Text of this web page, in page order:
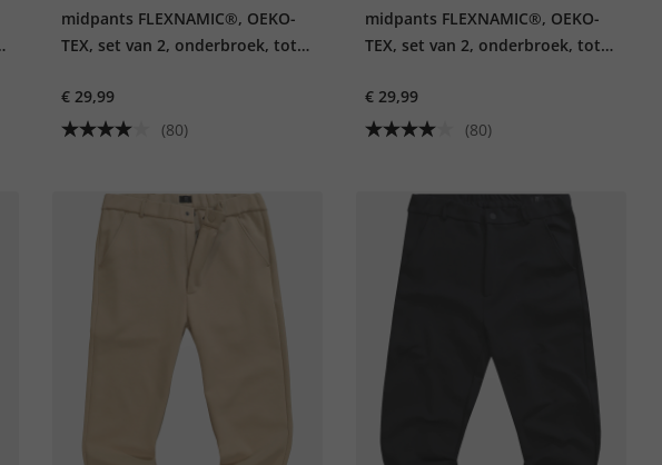
midpants FLEXNAMIC®, OEKO-
TEX, set van 2, onderbroek, tot
€ 29,99
(80)
midpants FLEXNAMIC®, OEKO-
TEX, set van 2, onderbroek, tot
€ 29,99
(80)